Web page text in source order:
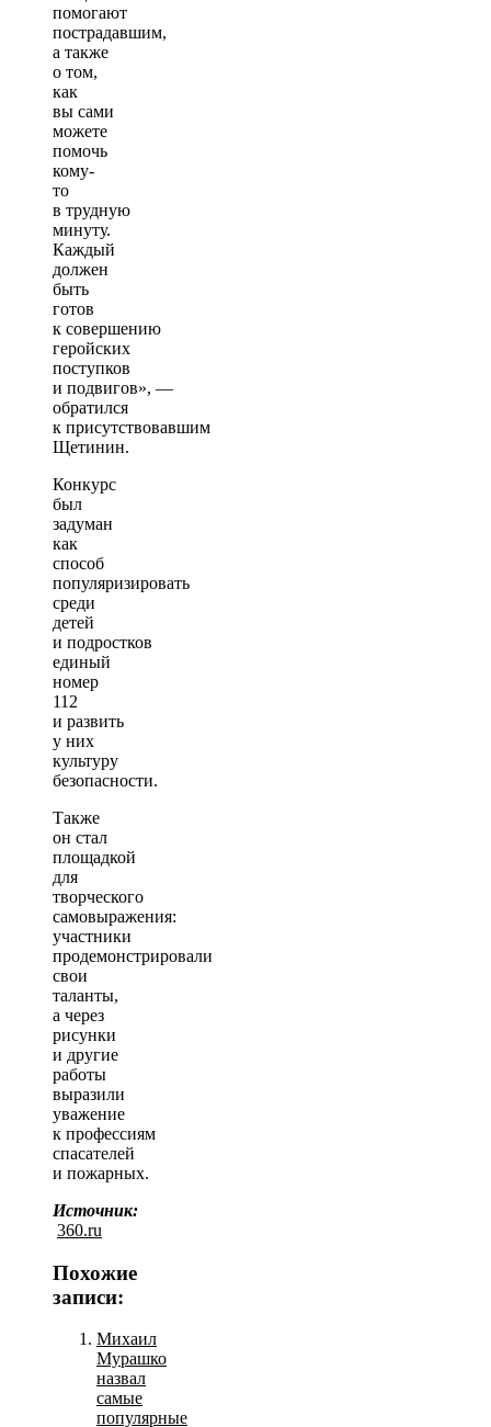
помогают
пострадавшим,
а также
о том,
как
вы сами
можете
помочь
кому-
то
в трудную
минуту.
Каждый
должен
быть
готов
к совершению
геройских
поступков
и подвигов», —
обратился
к присутствовавшим
Щетинин.
Конкурс
был
задуман
как
способ
популяризировать
среди
детей
и подростков
единый
номер
112
и развить
у них
культуру
безопасности.
Также
он стал
площадкой
для
творческого
самовыражения:
участники
продемонстрировали
свои
таланты,
а через
рисунки
и другие
работы
выразили
уважение
к профессиям
спасателей
и пожарных.
Источник:
360.ru
Похожие
записи:
Михаил
Мурашко
назвал
самые
популярные